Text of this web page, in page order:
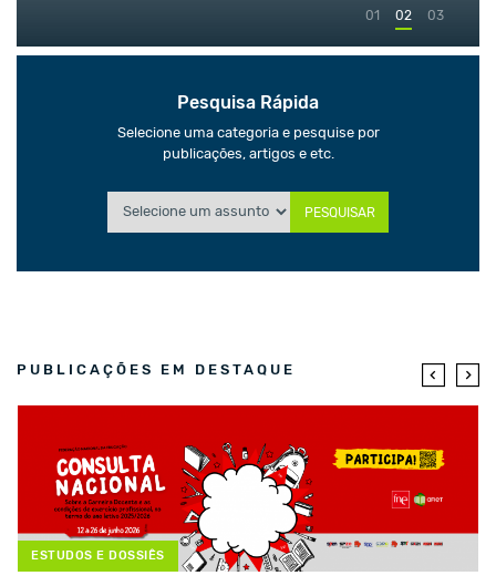
01 02 03
Pesquisa Rápida
Selecione uma categoria e pesquise por
publicações, artigos e etc.
PESQUISAR
PUBLICAÇÕES EM DESTAQUE
ESTUDOS E DOSSIÊS